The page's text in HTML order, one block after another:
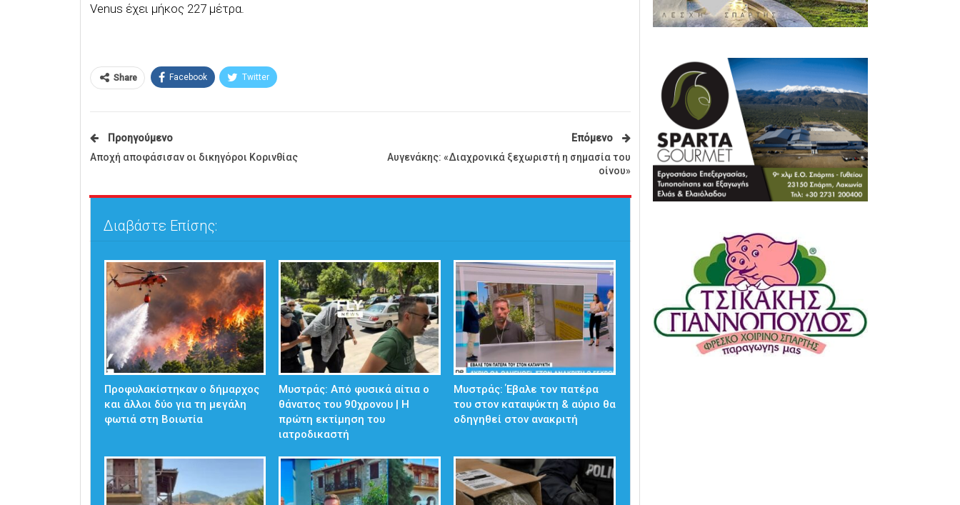
Venus έχει μήκος 227 μέτρα.
Share Facebook Twitter
Προηγούμενο
Αποχή αποφάσισαν οι δικηγόροι Κορινθίας
Επόμενο
Αυγενάκης: «Διαχρονικά ξεχωριστή η σημασία του
οίνου»
Διαβάστε Επίσης:
Προφυλακίστηκαν ο δήμαρχος
και άλλοι δύο για τη μεγάλη
φωτιά στη Βοιωτία
Μυστράς: Από φυσικά αίτια ο
θάνατος του 90χρονου | Η
πρώτη εκτίμηση του
ιατροδικαστή
Μυστράς: Έβαλε τον πατέρα
του στον καταψύκτη & αύριο θα
οδηγηθεί στον ανακριτή